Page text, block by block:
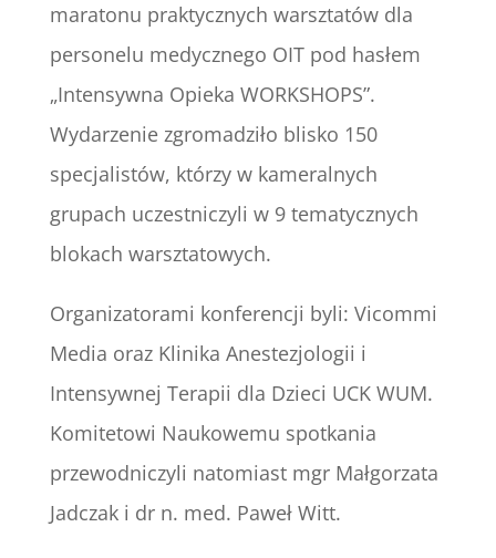
maratonu praktycznych warsztatów dla
personelu medycznego OIT pod hasłem
„Intensywna Opieka WORKSHOPS”.
Wydarzenie zgromadziło blisko 150
specjalistów, którzy w kameralnych
grupach uczestniczyli w 9 tematycznych
blokach warsztatowych.
Organizatorami konferencji byli: Vicommi
Media oraz Klinika Anestezjologii i
Intensywnej Terapii dla Dzieci UCK WUM.
Komitetowi Naukowemu spotkania
przewodniczyli natomiast mgr Małgorzata
Jadczak i dr n. med. Paweł Witt.